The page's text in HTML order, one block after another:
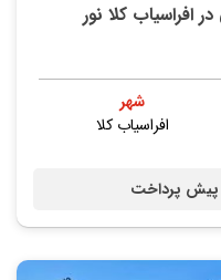
شهر
افراسیاب کلا
پیش پرداخت